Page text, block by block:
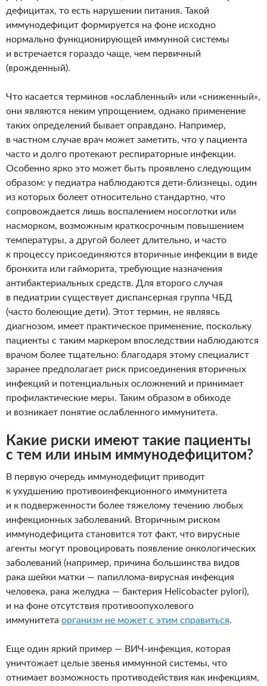
дефицитах, то есть нарушении питания. Такой
иммунодефицит формируется на фоне исходно
нормально функционирующей иммунной системы
и встречается гораздо чаще, чем первичный
(врожденный).
Что касается терминов «ослабленный» или «сниженный»,
они являются неким упрощением, однако применение
таких определений бывает оправдано. Например,
в частном случае врач может заметить, что у пациента
часто и долго протекают респираторные инфекции.
Особенно ярко это может быть проявлено следующим
образом: у педиатра наблюдаются дети-близнецы, один
из которых болеет относительно стандартно, что
сопровождается лишь воспалением носоглотки или
насморком, возможным краткосрочным повышением
температуры, а другой болеет длительно, и часто
к процессу присоединяются вторичные инфекции в виде
бронхита или гайморита, требующие назначения
антибактериальных средств. Для второго случая
в педиатрии существует диспансерная группа ЧБД
(часто болеющие дети). Этот термин, не являясь
диагнозом, имеет практическое применение, поскольку
пациенты с таким маркером впоследствии наблюдаются
врачом более тщательно: благодаря этому специалист
заранее предполагает риск присоединения вторичных
инфекций и потенциальных осложнений и принимает
профилактические меры. Таким образом в обиходе
и возникает понятие ослабленного иммунитета.
Какие риски имеют такие пациенты
с тем или иным иммунодефицитом?
В первую очередь иммунодефицит приводит
к ухудшению противоинфекционного иммунитета
и к подверженности более тяжелому течению любых
инфекционных заболеваний. Вторичным риском
иммунодефицита становится тот факт, что вирусные
агенты могут провоцировать появление онкологических
заболеваний (например, причина большинства видов
рака шейки матки — папиллома-вирусная инфекция
человека, рака желудка — бактерия Helicobacter pylori),
и на фоне отсутствия противоопухолевого
иммунитета организм не может с этим справиться.
Еще один яркий пример — ВИЧ-инфекция, которая
уничтожает целые звенья иммунной системы, что
отнимает возможность противодействия как инфекциям,